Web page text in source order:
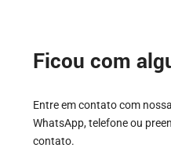
Ficou com
Entre em contato com
WhatsApp, telefone ou
contato.